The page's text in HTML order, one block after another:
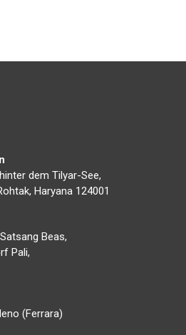
dem Tilyar-See,
Haryana 124001
Beas,
Pali,
(Ferrara)